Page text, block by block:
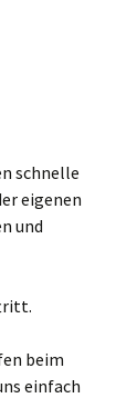
schnelle
eigenen
und
beim
einfach